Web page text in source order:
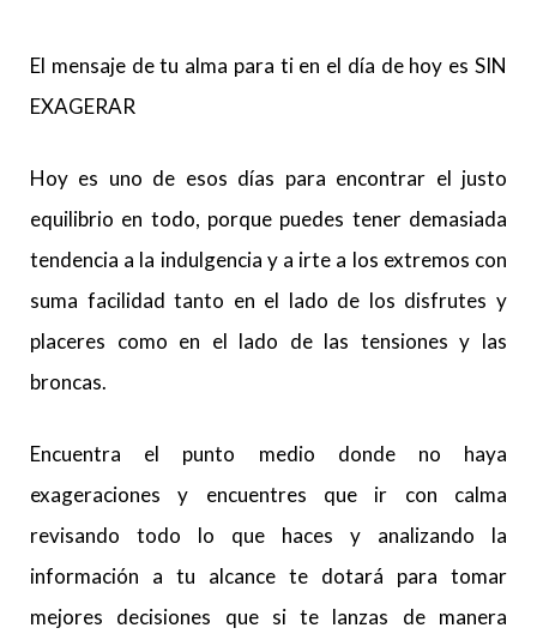
El mensaje de tu alma para ti en el día de hoy es SIN
EXAGERAR
Hoy es uno de esos días para encontrar el justo
equilibrio en todo, porque puedes tener demasiada
tendencia a la indulgencia y a irte a los extremos con
suma facilidad tanto en el lado de los disfrutes y
placeres como en el lado de las tensiones y las
broncas.
Encuentra el punto medio donde no haya
exageraciones y encuentres que ir con calma
revisando todo lo que haces y analizando la
información a tu alcance te dotará para tomar
mejores decisiones que si te lanzas de manera